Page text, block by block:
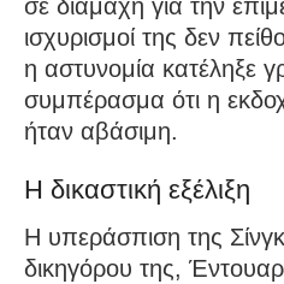
σε διαμάχη για την
ισχυρισμοί της δεν
η αστυνομία κατέληξε
συμπέρασμα ότι η
ήταν αβάσιμη.
Η δικαστική εξέλιξη
Η υπεράσπιση της
δικηγόρου της,